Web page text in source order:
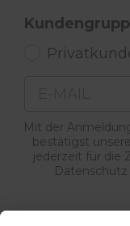
Mit der
bestätigst
jederzeit für die